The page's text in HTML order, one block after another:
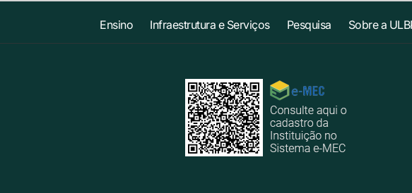
Ensino Infraestrutura e Serviços Pesquisa Sobre a